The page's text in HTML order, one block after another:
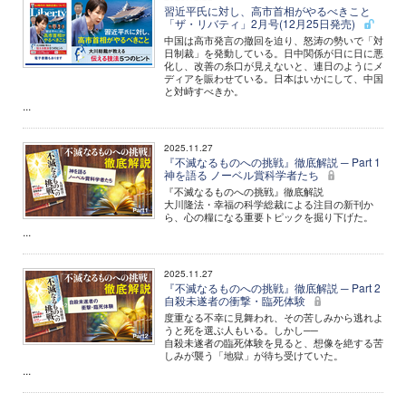
習近平氏に対し、高市首相がやるべきこと
「ザ・リバティ」2月号(12月25日発売)
中国は高市発言の撤回を迫り、怒涛の勢いで「対
日制裁」を発動している。日中関係が日に日に悪
化し、改善の糸口が見えないと、連日のようにメ
ディアを賑わせている。日本はいかにして、中国
と対峙すべきか。
...
2025.11.27
『不滅なるものへの挑戦』徹底解説 ─ Part 1
神を語る ノーベル賞科学者たち
『不滅なるものへの挑戦』徹底解説
大川隆法・幸福の科学総裁による注目の新刊か
ら、心の糧になる重要トピックを掘り下げた。
...
2025.11.27
『不滅なるものへの挑戦』徹底解説 ─ Part 2
自殺未遂者の衝撃・臨死体験
度重なる不幸に見舞われ、その苦しみから逃れよ
うと死を選ぶ人もいる。しかし──
自殺未遂者の臨死体験を見ると、想像を絶する苦
しみが襲う「地獄」が待ち受けていた。
...